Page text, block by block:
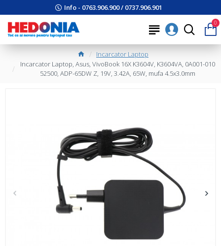
Info - 0763.906.900 / 0737.906.901
0
Incarcator Laptop
Incarcator Laptop, Asus, VivoBook 16X K3604V, K3604VA, 0A001-010
52500, ADP-65DW Z, 19V, 3.42A, 65W, mufa 4.5x3.0mm